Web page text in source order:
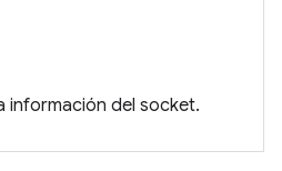
información del socket.